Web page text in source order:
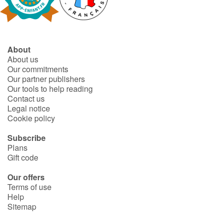
Fable, myth, literature and poetry
Ogres, monsters and witches
Heroines and Heroes
Ecology, nature, seasons
The animals
Travel, epic, investigation, adventure
Around the world
Learning
About
About us
Our commitments
Our partner publishers
Our tools to help reading
Contact us
Legal notice
Cookie policy
Subscribe
Plans
Gift code
Our offers
Terms of use
Help
Sitemap